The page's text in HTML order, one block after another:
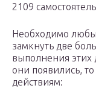
2109
Необходимо
замкнуть две
выполнения этих
они появились,
действиям: